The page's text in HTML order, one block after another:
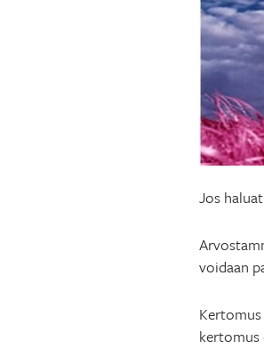
Jos
voidaan
kertomus